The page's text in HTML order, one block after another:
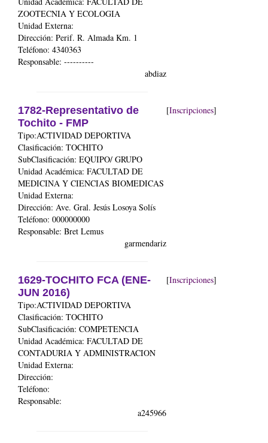
ZOOTECNIA Y ECOLOGIA
Unidad Externa:
Dirección: Perif. R. Almada Km. 1
Teléfono: 4340363
Responsable: ----------
abdiaz
1782-Representativo de
Tochito - FMP
Tipo:ACTIVIDAD DEPORTIVA
Clasificación: TOCHITO
SubClasificación: EQUIPO/ GRUPO
Unidad Académica: FACULTAD DE
MEDICINA Y CIENCIAS BIOMEDICAS
Unidad Externa:
Dirección: Ave. Gral. Jesús Losoya Solís
Teléfono: 000000000
Responsable: Bret Lemus
garmendariz
[Inscripciones]
1629-TOCHITO FCA (ENE-
JUN 2016)
Tipo:ACTIVIDAD DEPORTIVA
Clasificación: TOCHITO
SubClasificación: COMPETENCIA
Unidad Académica: FACULTAD DE
CONTADURIA Y ADMINISTRACION
Unidad Externa:
Dirección:
Teléfono:
Responsable:
a245966
[Inscripciones]